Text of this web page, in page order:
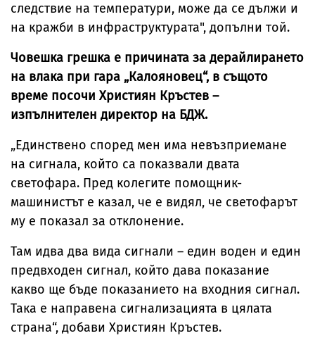
следствие на температури, може да се дължи и
на кражби в инфраструктурата", допълни той.
Човешка грешка е причината за дерайлирането
на влака при гара „Калояновец“, в същото
време посочи Християн Кръстев –
изпълнителен директор на БДЖ.
„Единствено според мен има невъзприемане
на сигнала, който са показвали двата
светофара. Пред колегите помощник-
машинистът е казал, че е видял, че светофарът
му е показал за отклонение.
Там идва два вида сигнали – един воден и един
предвходен сигнал, който дава показание
какво ще бъде показанието на входния сигнал.
Така е направена сигнализацията в цялата
страна“, добави Християн Кръстев.